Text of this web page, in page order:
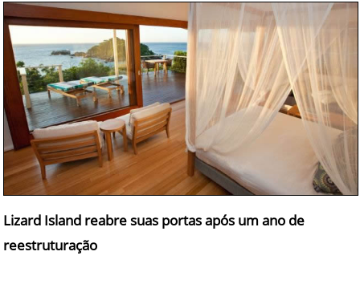
Lizard Island reabre suas portas após um ano de
reestruturação